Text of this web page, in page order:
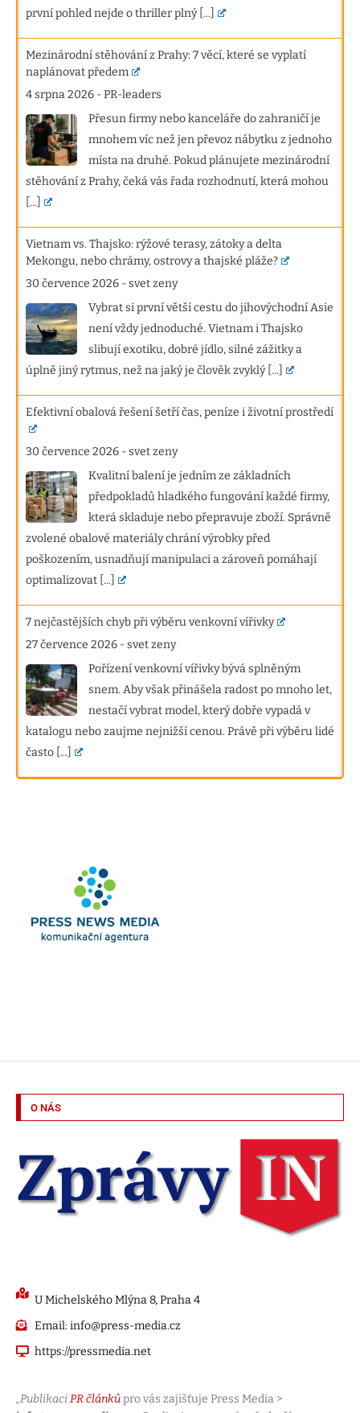
první pohled nejde o thriller plný [...]
Mezinárodní stěhování z Prahy: 7 věcí, které se vyplatí
naplánovat předem
4 srpna 2026 -PR-leaders
Přesun firmy nebo kanceláře do zahraničí je
mnohem víc než jen převoz nábytku z jednoho
místa na druhé. Pokud plánujete mezinárodní
stěhování z Prahy, čeká vás řada rozhodnutí, která mohou
[...]
Vietnam vs. Thajsko: rýžové terasy, zátoky a delta
Mekongu, nebo chrámy, ostrovy a thajské pláže?
30 července 2026 -svet zeny
Vybrat si první větší cestu do jihovýchodní Asie
není vždy jednoduché. Vietnam i Thajsko
slibují exotiku, dobré jídlo, silné zážitky a
úplně jiný rytmus, než na jaký je člověk zvyklý [...]
Efektivní obalová řešení šetří čas, peníze i životní prostředí
30 července 2026 -svet zeny
Kvalitní balení je jedním ze základních
předpokladů hladkého fungování každé firmy,
která skladuje nebo přepravuje zboží. Správně
zvolené obalové materiály chrání výrobky před
poškozením, usnadňují manipulaci a zároveň pomáhají
optimalizovat [...]
7 nejčastějších chyb při výběru venkovní vířivky
27 července 2026 -svet zeny
Pořízení venkovní vířivky bývá splněným
snem. Aby však přinášela radost po mnoho let,
nestačí vybrat model, který dobře vypadá v
katalogu nebo zaujme nejnižší cenou. Právě při výběru lidé
často [...]
O NÁS
U Michelského Mlýna 8, Praha 4
Email: info@press-media.cz
https://pressmedia.net
„PublikaciPR článkůpro vás zajišťuje Press Media >